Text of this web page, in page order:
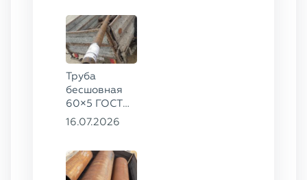
Труба
бесшовная
60×5 ГОСТ
8732-78, ст.
16.07.2026